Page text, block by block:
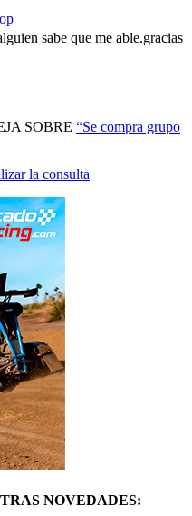
sabe que me able.gracias
SOBRE
la consulta